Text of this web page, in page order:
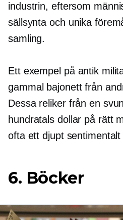
industrin, eftersom
sällsynta och unika
samling.
Ett exempel på antik
gammal bajonett från
Dessa reliker från en
hundratals dollar på rätt
ofta ett djupt
6. Böcker